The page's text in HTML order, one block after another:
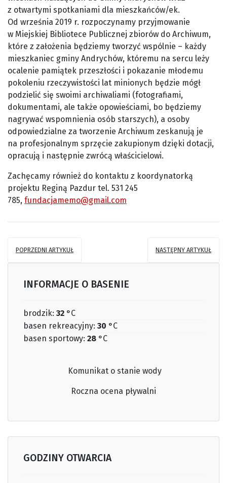
z otwartymi spotkaniami dla mieszkańców/ek.
Od września 2019 r. rozpoczynamy przyjmowanie
w Miejskiej Bibliotece Publicznej zbiorów do Archiwum,
które z założenia będziemy tworzyć wspólnie – każdy
mieszkaniec gminy Andrychów, któremu na sercu leży
ocalenie pamiątek przeszłości i pokazanie młodemu
pokoleniu rzeczywistości lat minionych będzie mógł
podzielić się swoimi archiwaliami (fotografiami,
dokumentami, ale także opowieściami, bo będziemy
nagrywać wspomnienia osób starszych), a osoby
odpowiedzialne za tworzenie Archiwum zeskanują je
na profesjonalnym sprzęcie zakupionym dzięki dotacji,
opracują i następnie zwrócą właścicielowi.
Zachęcamy również do kontaktu z koordynatorką
projektu Reginą Pazdur tel. 531 245
785, fundacjamemo@gmail.com
POPRZEDNI ARTYKUŁ NASTĘPNY ARTYKUŁ
INFORMACJE O BASENIE
brodzik: 32 °C
basen rekreacyjny: 30 °C
basen sportowy: 28 °C
Komunikat o stanie wody
Roczna ocena pływalni
GODZINY OTWARCIA